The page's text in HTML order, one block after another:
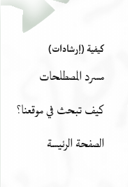
كيفية (إرشادات)
مسرد المصطلحات
كيف تبحث في موقعنا؟
الصفحة الرئيسة